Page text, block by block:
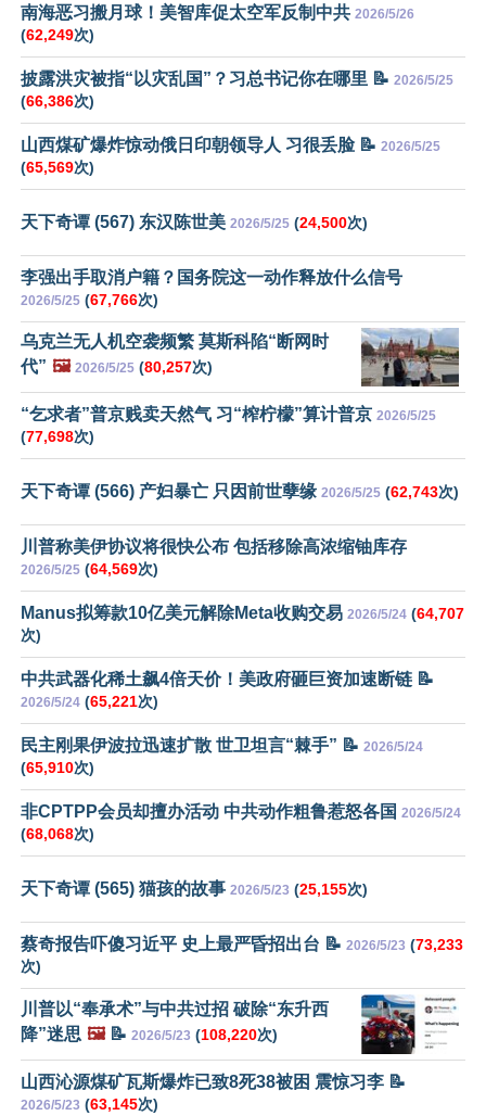
南海恶习搬月球！美智库促太空军反制中共 2026/5/26
(62,249次)
披露洪灾被指“以灾乱国”？习总书记你在哪里 📝 2026/5/25
(66,386次)
山西煤矿爆炸惊动俄日印朝领导人 习很丢脸 📝 2026/5/25
(65,569次)
天下奇谭 (567) 东汉陈世美 2026/5/25 (24,500次)
李强出手取消户籍？国务院这一动作释放什么信号
2026/5/25 (67,766次)
乌克兰无人机空袭频繁 莫斯科陷“断网时
代” 🖼️ 2026/5/25 (80,257次)
“乞求者”普京贱卖天然气 习“榨柠檬”算计普京 2026/5/25
(77,698次)
天下奇谭 (566) 产妇暴亡 只因前世孽缘 2026/5/25 (62,743次)
川普称美伊协议将很快公布 包括移除高浓缩铀库存
2026/5/25 (64,569次)
Manus拟筹款10亿美元解除Meta收购交易 2026/5/24 (64,707
次)
中共武器化稀土飙4倍天价！美政府砸巨资加速断链 📝
2026/5/24 (65,221次)
民主刚果伊波拉迅速扩散 世卫坦言“棘手” 📝 2026/5/24
(65,910次)
非CPTPP会员却擅办活动 中共动作粗鲁惹怒各国 2026/5/24
(68,068次)
天下奇谭 (565) 猫孩的故事 2026/5/23 (25,155次)
蔡奇报告吓傻习近平 史上最严昏招出台 📝 2026/5/23 (73,233
次)
川普以“奉承术”与中共过招 破除“东升西
降”迷思 🖼️📝 2026/5/23 (108,220次)
山西沁源煤矿瓦斯爆炸已致8死38被困 震惊习李 📝
2026/5/23 (63,145次)